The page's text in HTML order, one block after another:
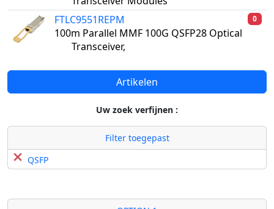
Artikelen
Uw zoek verfijnen :
Filter toegepast
QSFP
FTLC9551REPM
100m Parallel MMF 100G QSFP28 Optical
Transceiver,
0